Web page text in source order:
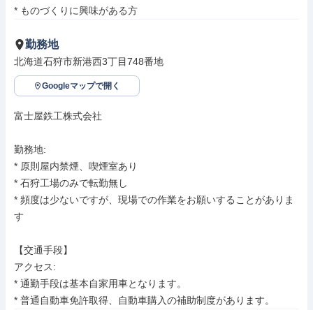
* ものづくりに興味がある方
勤務地
北海道石狩市新港西3丁目748番地
Googleマップで開く
富士屋鉄工株式会社
勤務地:
* 原則屋内禁煙、喫煙室あり
* 石狩工場のみで転勤無し
* 頻度は少ないですが、現場での作業をお願いすることがありま
す
【交通手段】
アクセス:
* 通勤手段は基本自家用車となります。
* 普通自動車免許取得、自動車購入の補助制度があります。